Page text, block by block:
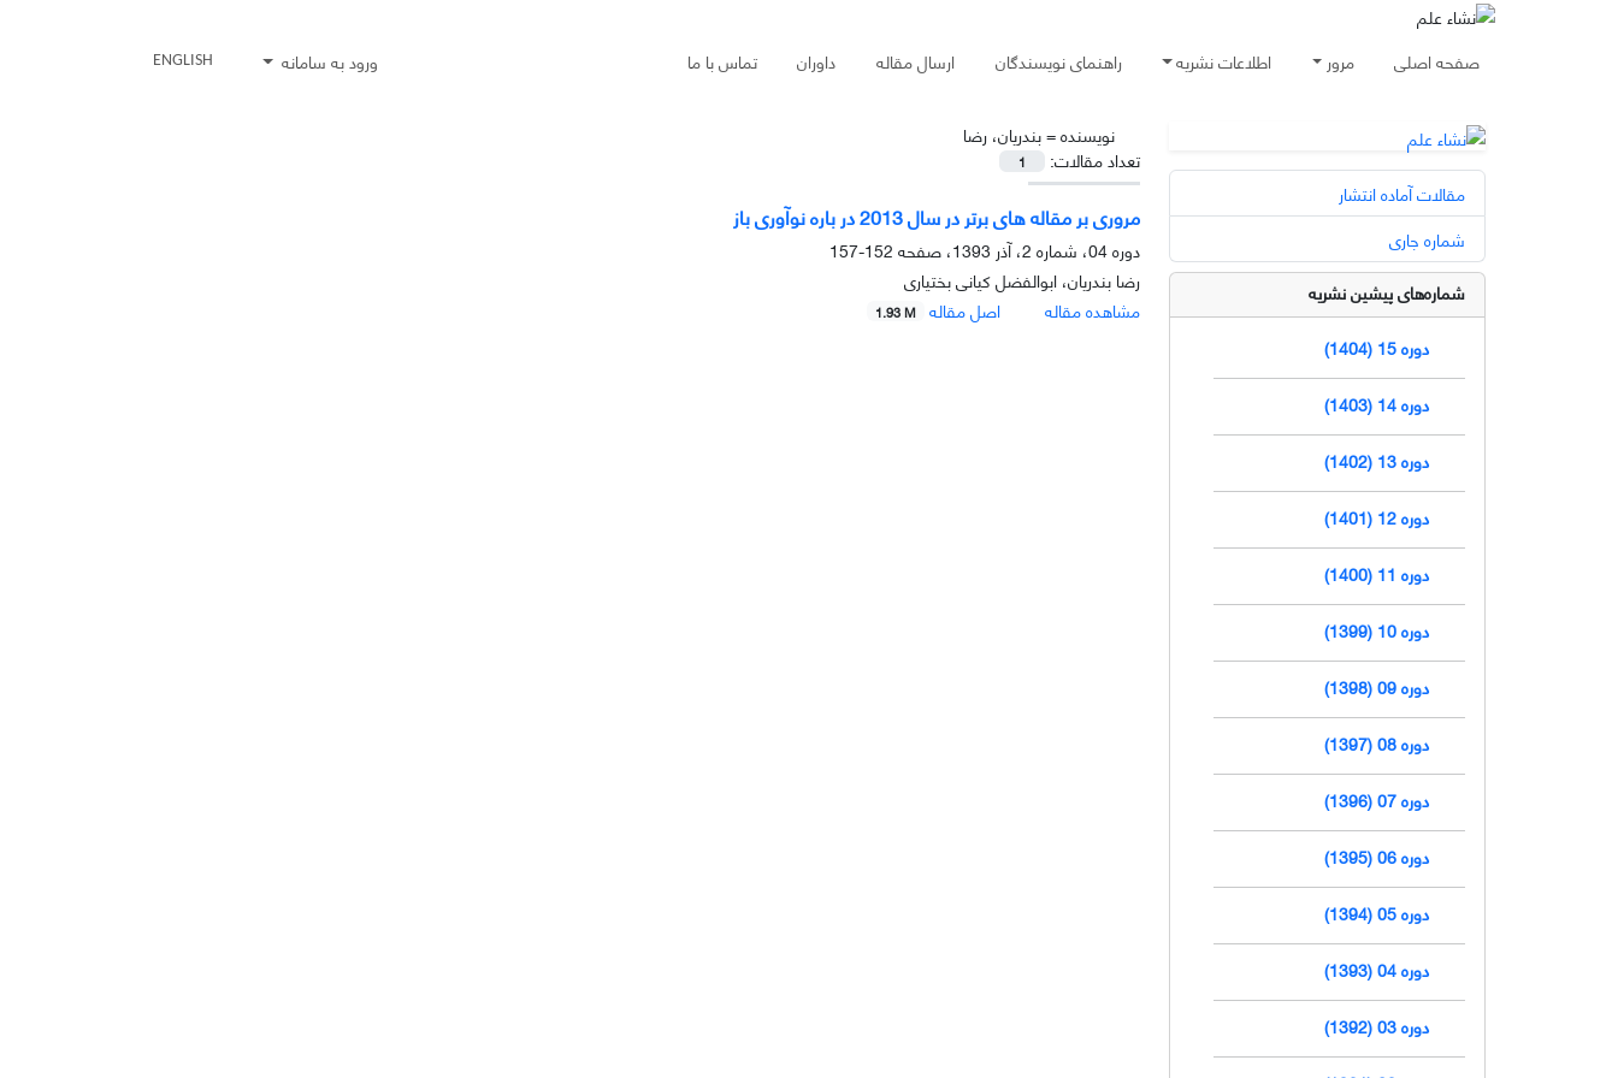
صفحه اصلی مرور اطلاعات نشریه راهنمای نویسندگان ارسال مقاله داوران تماس با ما ورود به سامانه ENGLISH
نویسنده =بندریان، رضا
تعداد مقالات:
1
مروری بر مقاله های برتر در سال 2013 در باره نوآوری باز
دوره 04، شماره 2، آذر 1393، صفحه
152-157
رضا بندریان، ابوالفضل کیانی بختیاری
مشاهده مقاله
اصل مقاله 1.93 M
مقالات آماده انتشار
شماره جاری
شماره‌های پیشین نشریه
دوره 15 (1404)
دوره 14 (1403)
دوره 13 (1402)
دوره 12 (1401)
دوره 11 (1400)
دوره 10 (1399)
دوره 09 (1398)
دوره 08 (1397)
دوره 07 (1396)
دوره 06 (1395)
دوره 05 (1394)
دوره 04 (1393)
دوره 03 (1392)